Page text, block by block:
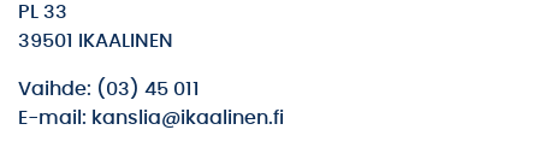
PL 33
39501 IKAALINEN
Vaihde: (03) 45 011
E-mail: kanslia@ikaalinen.fi